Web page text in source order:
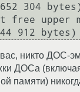
304
free upper
никто ДОС-
ДОСа
памяти)